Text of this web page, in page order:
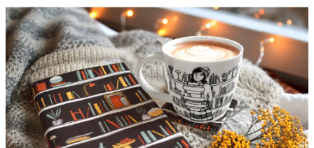
z
5
hvězdiček.